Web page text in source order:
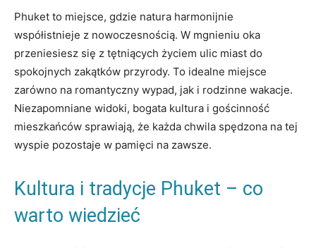
Phuket to miejsce, gdzie natura harmonijnie
⁤współistnieje z nowoczesnością. W mgnieniu oka
‍przeniesiesz się z tętniących życiem ulic miast do
spokojnych zakątków przyrody. To​ idealne miejsce
zarówno na romantyczny‌ wypad,‌ jak i rodzinne wakacje.
Niezapomniane widoki, bogata kultura‌ i gościnność
mieszkańców sprawiają, że ⁢każda chwila ‍spędzona na tej
wyspie pozostaje w pamięci na zawsze.
Kultura i tradycje ‍Phuket ‌– co
warto ⁤wiedzieć